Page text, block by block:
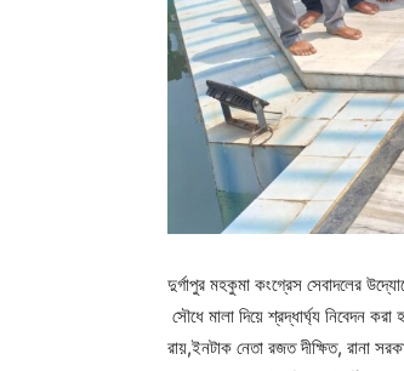
দুর্গাপুর মহকুমা কংগ্রেস সেবাদলের
সৌধে মালা দিয়ে শ্রদ্ধার্ঘ্য নিবেদন
রায়,ইনটাক নেতা রজত দীক্ষিত, রানা